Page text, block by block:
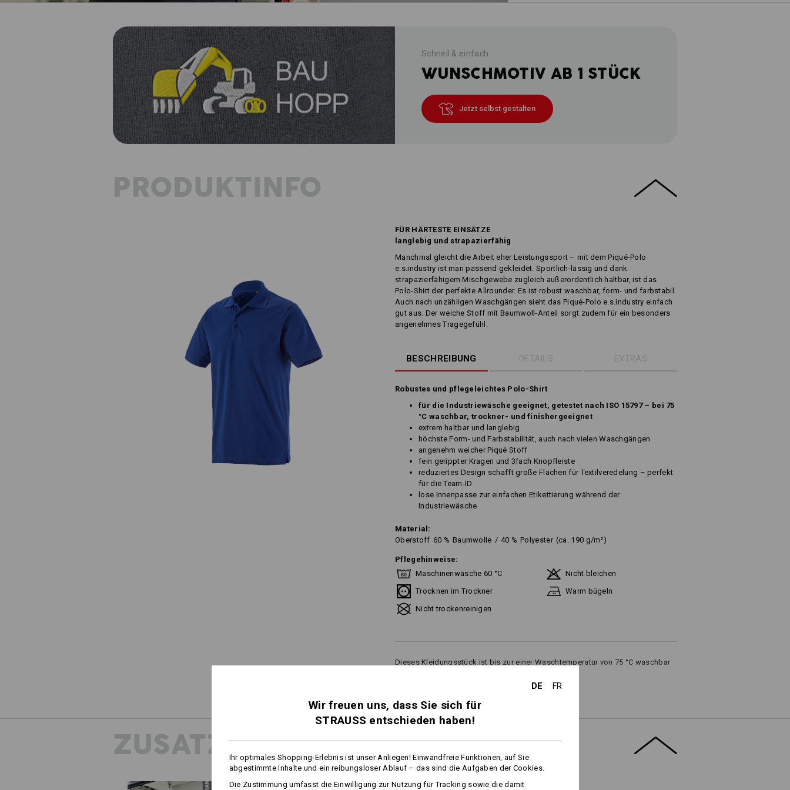
Schnell & einfach
WUNSCHMOTIV AB 1 STÜCK
Jetzt selbst gestalten
PRODUKTINFO
FÜR HÄRTESTE EINSÄTZE
langlebig und strapazierfähig
Manchmal gleicht die Arbeit eher Leistungssport – mit dem Piqué-Polo
e.s.industry ist man passend gekleidet. Sportlich-lässig und dank
strapazierfähigem Mischgewebe zugleich außerordentlich haltbar, ist das
Polo-Shirt der perfekte Allrounder. Es ist robust waschbar, form- und farbstabil.
Auch nach unzähligen Waschgängen sieht das Piqué-Polo e.s.industry einfach
gut aus. Der weiche Stoff mit Baumwoll-Anteil sorgt zudem für ein besonders
angenehmes Tragegefühl.
BESCHREIBUNG DETAILS EXTRAS
Robustes und pflegeleichtes Polo-Shirt
für die Industriewäsche geeignet, getestet nach ISO 15797 – bei 75
°C waschbar, trockner- und finishergeeignet
extrem haltbar und langlebig
höchste Form- und Farbstabilität, auch nach vielen Waschgängen
angenehm weicher Piqué Stoff
fein gerippter Kragen und 3fach Knopfleiste
reduziertes Design schafft große Flächen für Textilveredelung – perfekt
für die Team-ID
lose Innenpasse zur einfachen Etikettierung während der
Industriewäsche
Material:
Oberstoff 60 % Baumwolle / 40 % Polyester (ca. 190 g/m²)
Pflegehinweise:
Maschinenwäsche 60 °C
Nicht bleichen
Trocknen im Trockner
Warm bügeln
Nicht trockenreinigen
Dieses Kleidungsstück ist bis zur einer Waschtemperatur von 75 °C waschbar
Selbst gestalten
ZUSATZINFOS
DE FR
Wir freuen uns, dass Sie sich für
STRAUSS entschieden haben!
Ihr optimales Shopping-Erlebnis ist unser Anliegen! Einwandfreie Funktionen, auf Sie
abgestimmte Inhalte und ein reibungsloser Ablauf – das sind die Aufgaben der Cookies.
Die Zustimmung umfasst die Einwilligung zur Nutzung für Tracking sowie die damit